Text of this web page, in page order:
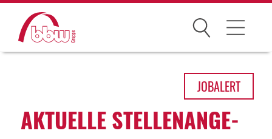
Suchen
Über uns
JOBALERT
AKTU­ELLE STEL­LEN­AN­GE­